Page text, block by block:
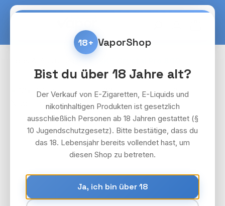
Zum Hauptinhalt springen
Bildergalerie überspringen
18+ VaporShop
Bist du über 18 Jahre alt?
Der Verkauf von E-Zigaretten, E-Liquids und
nikotinhaltigen Produkten ist gesetzlich
ausschließlich Personen ab 18 Jahren gestattet (§
10 Jugendschutzgesetz). Bitte bestätige, dass du
das 18. Lebensjahr bereits vollendet hast, um
diesen Shop zu betreten.
Ja, ich bin über 18